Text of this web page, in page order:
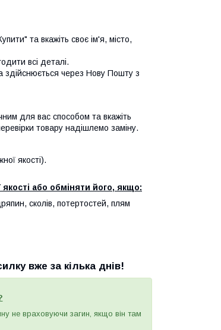
та вкажіть своє ім'я, місто,
всі деталі.
через Нову Пошту з
для вас способом та вкажіть
товару надішлемо заміну.
якості).
або обміняти його, якщо:
сколів, потертостей, плям
вже за кілька днів!
не враховуючи загин, якщо він там